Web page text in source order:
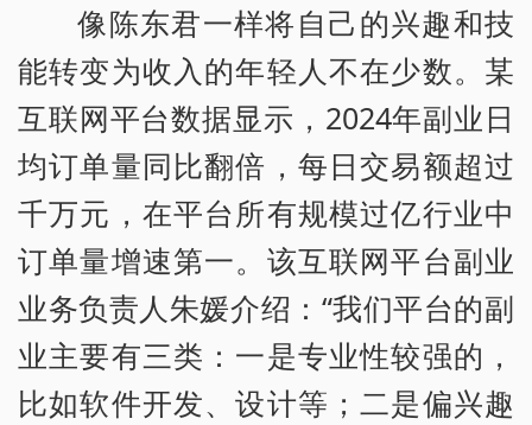
像陈东君一样将自己的兴趣和技
能转变为收入的年轻人不在少数。某
互联网平台数据显示，2024年副业日
均订单量同比翻倍，每日交易额超过
千万元，在平台所有规模过亿行业中
订单量增速第一。该互联网平台副业
业务负责人朱媛介绍：“我们平台的副
业主要有三类：一是专业性较强的，
比如软件开发、设计等；二是偏兴趣